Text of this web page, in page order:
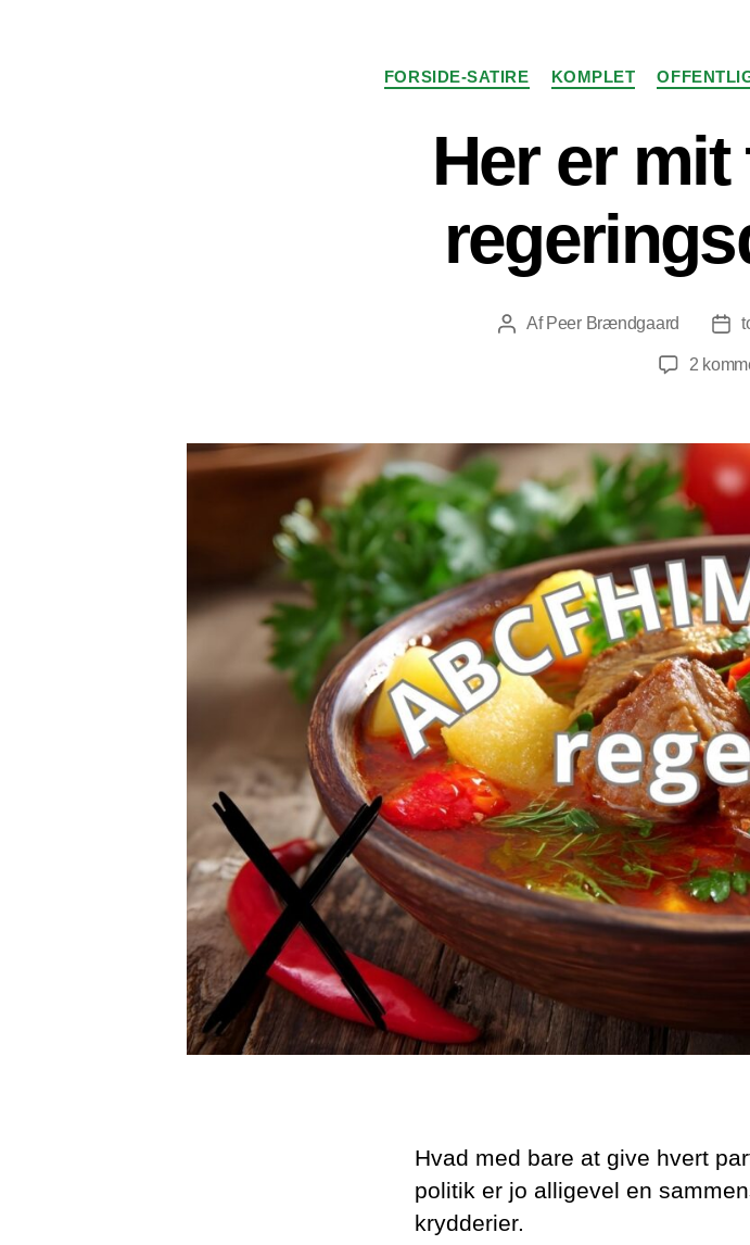
FORSIDE-SATIRE KOMPLET
Her er
Indlægsforfatter
Af Peer Brændgaard
2
Hvad med bare at give hvert
politik er jo alligevel en
krydderier.